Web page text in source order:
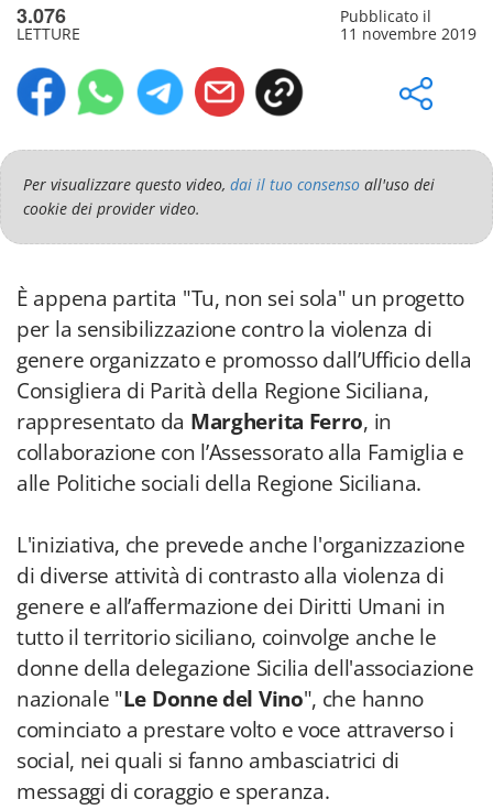
3.076
LETTURE
Pubblicato il
11 novembre 2019
Per visualizzare questo video, dai il tuo consenso all'uso dei
cookie dei provider video.
È appena partita "Tu, non sei sola" un progetto
per la sensibilizzazione contro la violenza di
genere organizzato e promosso dall’Ufficio della
Consigliera di Parità della Regione Siciliana,
rappresentato da Margherita Ferro, in
collaborazione con l’Assessorato alla Famiglia e
alle Politiche sociali della Regione Siciliana.
L'iniziativa, che prevede anche l'organizzazione
di diverse attività di contrasto alla violenza di
genere e all’affermazione dei Diritti Umani in
tutto il territorio siciliano, coinvolge anche le
donne della delegazione Sicilia dell'associazione
nazionale "Le Donne del Vino", che hanno
cominciato a prestare volto e voce attraverso i
social, nei quali si fanno ambasciatrici di
messaggi di coraggio e speranza.